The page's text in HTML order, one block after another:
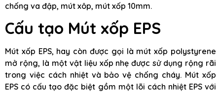
chống va đập, mút xôp, mút xốp 10mm.
Cấu tạo Mút xốp EPS
Mút xốp EPS, hay còn được gọi là mút xốp polystyrene
mở rộng, là một vật liệu xốp nhẹ được sử dụng rộng rãi
trong việc cách nhiệt và bảo vệ chống cháy. Mút xốp
EPS có cấu tạo đặc biệt gồm một lõi cách nhiệt EPS với